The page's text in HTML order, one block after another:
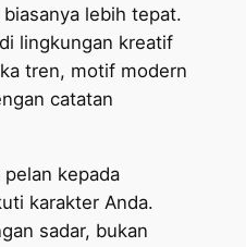
lebih tepat.
lingkungan kreatif
tren, motif modern
catatan
kepada
karakter Anda.
sadar, bukan